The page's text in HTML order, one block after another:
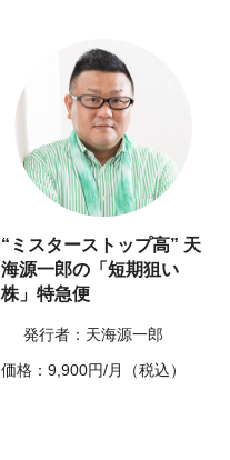
“ミスターストップ高” 天
海源一郎の「短期狙い
株」特急便
発行者：天海源一郎
価格：9,900円/月（税込）